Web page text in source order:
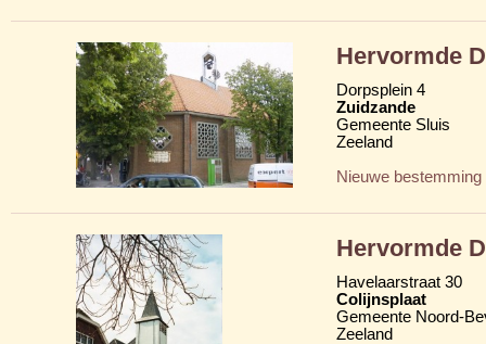
Hervormde
Dorpsplein 4
Zuidzande
Gemeente Sluis
Zeeland
Nieuwe bestemming
Hervormde
Havelaarstraat 30
Colijnsplaat
Gemeente Noord-
Zeeland